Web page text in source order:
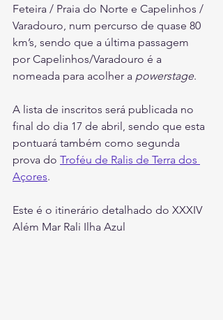
Feteira / Praia do Norte e Capelinhos /
Varadouro, num percurso de quase 80
km’s, sendo que a última passagem
por Capelinhos/Varadouro é a
nomeada para acolher a powerstage.
A lista de inscritos será publicada no
final do dia 17 de abril, sendo que esta
pontuará também como segunda
prova do Troféu de Ralis de Terra dos
Açores.
Este é o itinerário detalhado do XXXIV
Além Mar Rali Ilha Azul